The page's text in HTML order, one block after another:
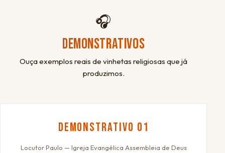
🎧
DEMONSTRATIVOS
Ouça exemplos reais de vinhetas religiosas que já
produzimos.
Demonstrativo 01
Locutor Paulo — Igreja Evangélica Assembleia de Deus